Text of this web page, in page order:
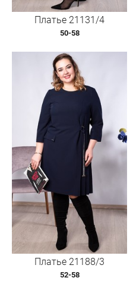
Платье 21131/4
50-58
Платье 21188/3
52-58